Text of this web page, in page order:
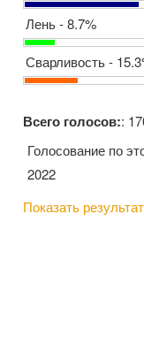
Лень - 8.7%
Сварливость -
Всего голосов::
Голосование по
2022
Показать